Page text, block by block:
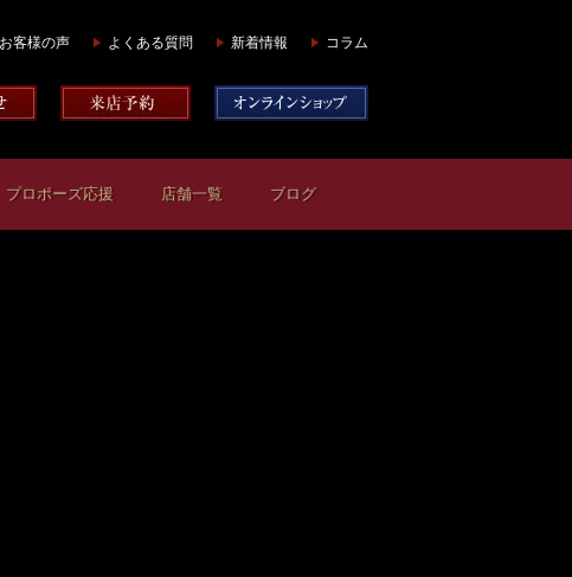
お客様の声 よくある質問 新着情報 コラム
プロポーズ応援 店舗一覧 ブログ